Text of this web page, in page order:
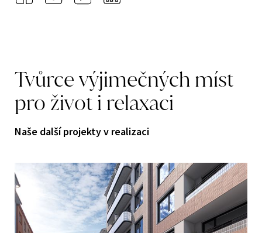
Tvůrcevýjimečných míst
pro životi relaxaci
Naše další projekty v realizaci